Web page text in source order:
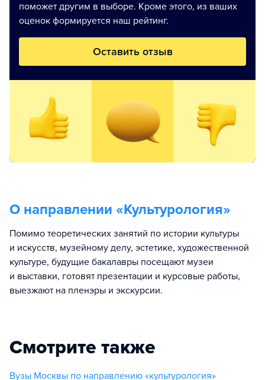
поможет другим в выборе. Кроме этого, из ваших
оценок формируется наш рейтинг.
Оставить отзыв
О направлении «Культурология»
Помимо теоретических занятий по истории культуры
и искусств, музейному делу, эстетике, художественной
культуре, будущие бакалавры посещают музеи
и выставки, готовят презентации и курсовые работы,
выезжают на пленэры и экскурсии.
Смотрите также
Вузы Москвы по направлению «культурология»